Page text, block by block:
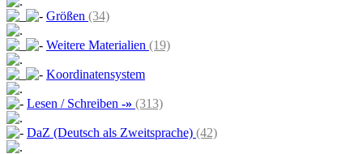
Größen (34)
Weitere Materialien (19)
Koordinatensystem
Lesen / Schreiben -» (313)
DaZ (Deutsch als Zweitsprache) (42)